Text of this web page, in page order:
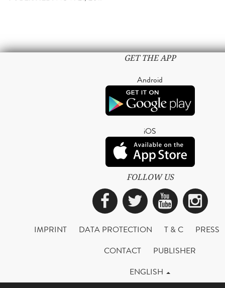
GET THE APP
Android
iOS
FOLLOW US
Facebook
Twitter
IMPRINT DATA PROTECTION T & C
PRESS
CONTACT
PUBLISHER
ENGLISH